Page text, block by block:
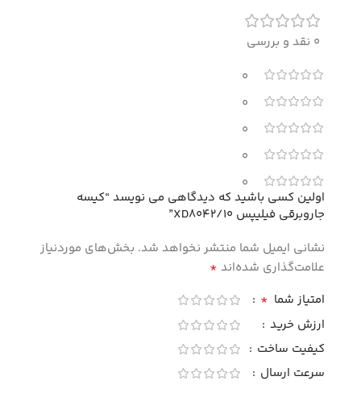
0 نقد و بررسی
0
0
0
0
0
اولین کسی باشید که دیدگاهی می نویسد “کیسه
جاروبرقی فیلیپس XD8042/10”
نشانی ایمیل شما منتشر نخواهد شد. بخش‌های موردنیاز
علامت‌گذاری شده‌اند *
امتیاز شما *
ارزش خرید
کیفیت ساخت
سرعت ارسال